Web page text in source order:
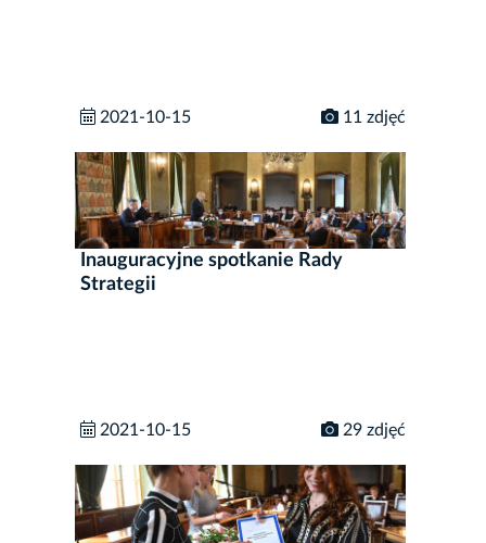
2021-10-15 11 zdjęć
Inauguracyjne spotkanie Rady
Strategii
2021-10-15 29 zdjęć